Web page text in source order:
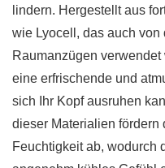
lindern. Hergestellt aus
wie Lyocell, das auch von
Raumanzügen
eine erfrischende und
sich Ihr Kopf ausruhen
dieser Materialien fördern
Feuchtigkeit ab, wodurch